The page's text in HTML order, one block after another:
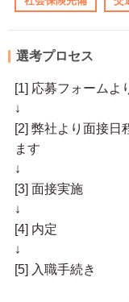
選考プロセス
[1] 応募フォームよ
↓
[2] 弊社より面接日
ます
↓
[3] 面接実施
↓
[4] 内定
↓
[5] 入職手続き